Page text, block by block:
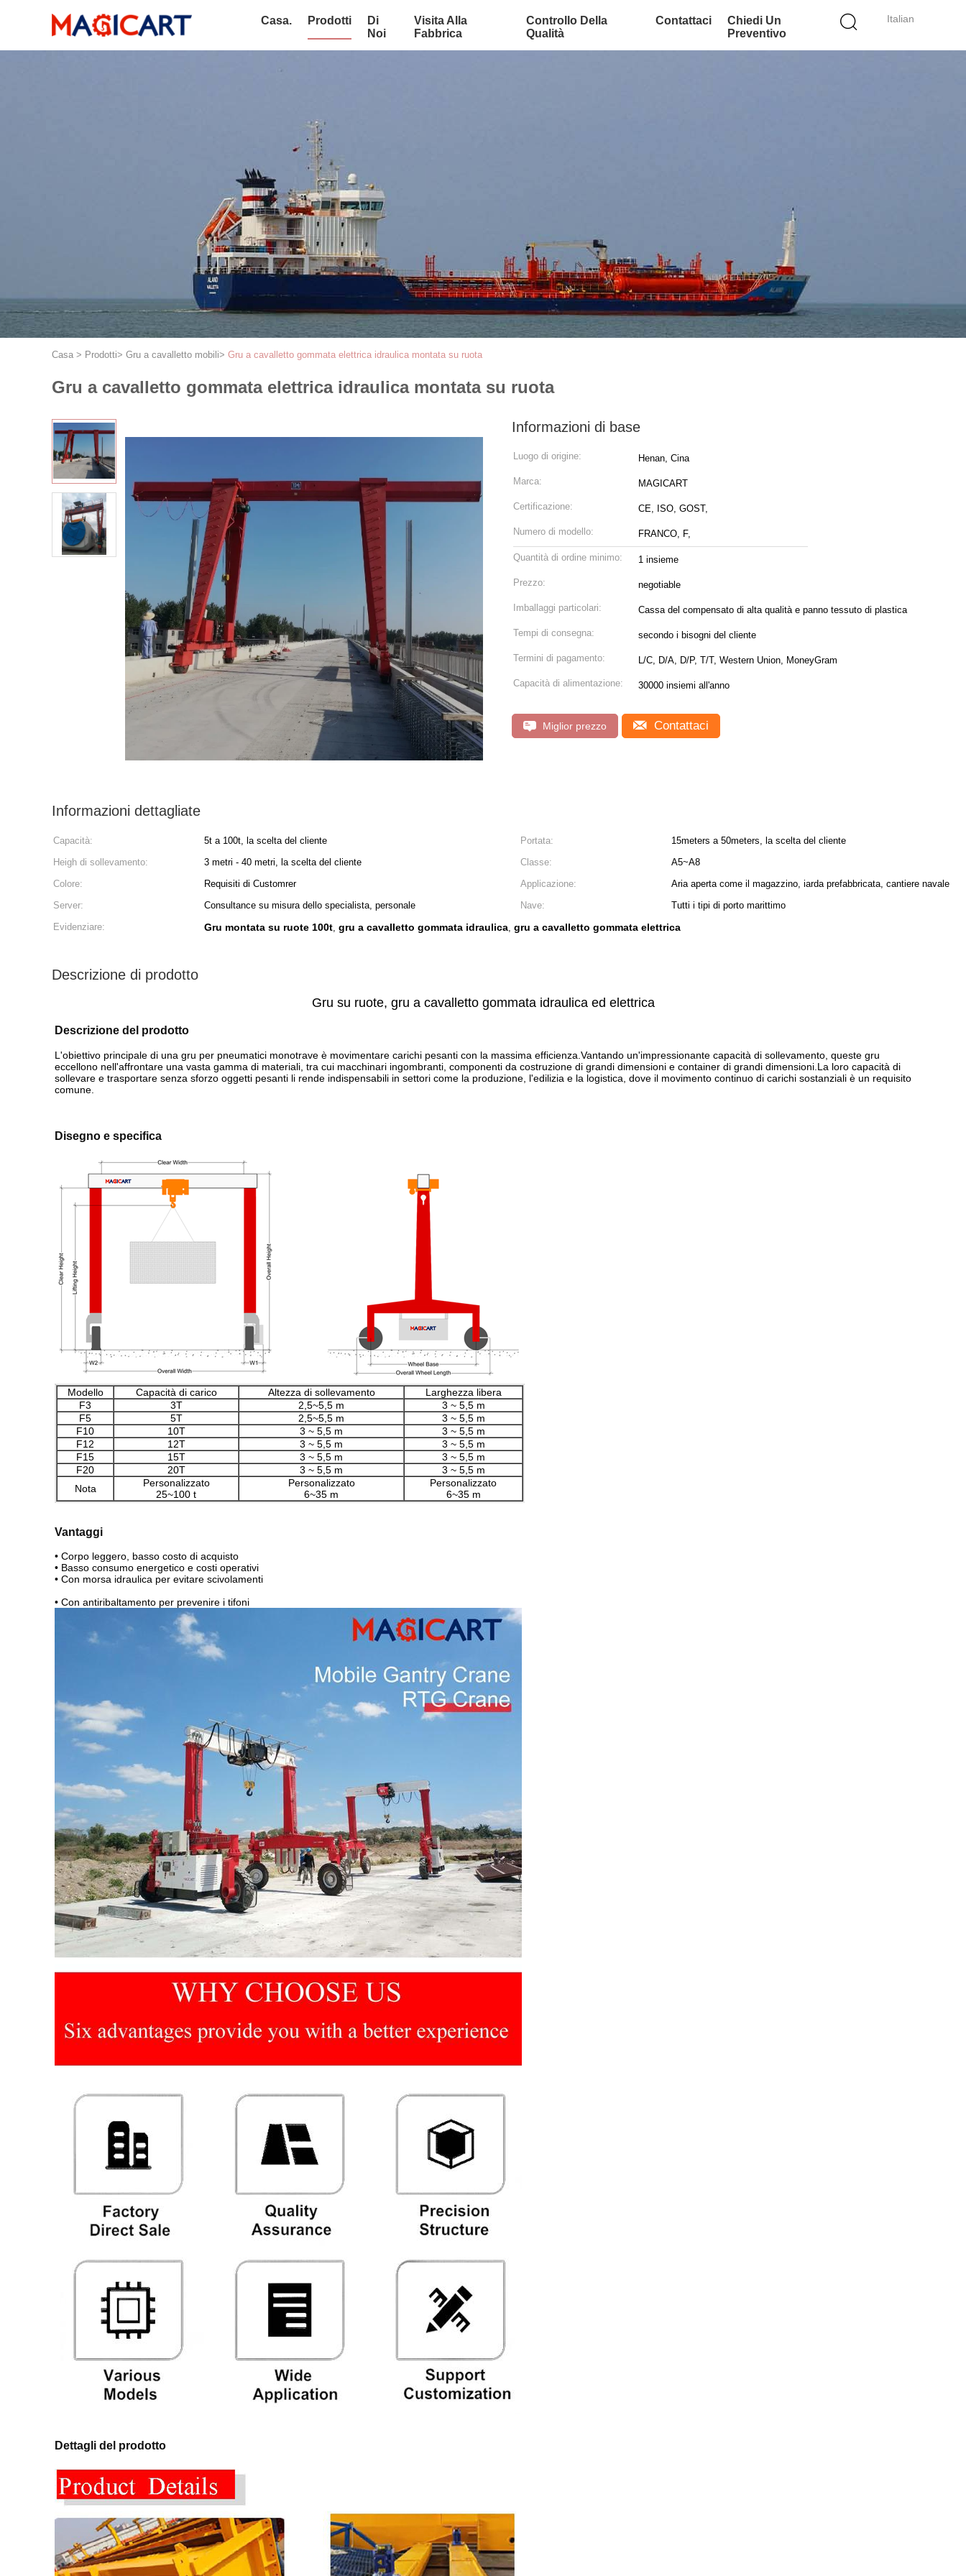
Italian
Casa. Prodotti
Di
Noi
Visita Alla
Fabbrica
Controllo Della
Qualità
Contattaci
Chiedi Un
Preventivo
Casa > Prodotti> Gru a cavalletto mobili> Gru a cavalletto gommata elettrica idraulica montata su ruota
Gru a cavalletto gommata elettrica idraulica montata su ruota
Informazioni di base
Luogo di origine: Henan, Cina
Marca: MAGICART
Certificazione: CE, ISO, GOST,
Numero di modello: FRANCO, F,
Quantità di ordine minimo: 1 insieme
Prezzo: negotiable
Imballaggi particolari: Cassa del compensato di alta qualità e panno tessuto di plastica
Tempi di consegna: secondo i bisogni del cliente
Termini di pagamento: L/C, D/A, D/P, T/T, Western Union, MoneyGram
Capacità di alimentazione: 30000 insiemi all'anno
Miglior prezzo Contattaci
Informazioni dettagliate
Capacità: 5t a 100t, la scelta del cliente Portata:
15meters a 50meters, la scelta del cliente
Heigh di sollevamento:
3 metri - 40 metri, la scelta del cliente Classe:
A5~A8
Colore:
Requisiti di Customrer Applicazione:
Aria aperta come il magazzino, iarda prefabbricata, cantiere navale
Server:
Consultance su misura dello specialista, personale Nave:
Tutti i tipi di porto marittimo
Evidenziare:
Gru montata su ruote 100t, gru a cavalletto gommata idraulica, gru a cavalletto gommata elettrica
Descrizione di prodotto
Gru su ruote, gru a cavalletto gommata idraulica ed elettrica
Descrizione del prodotto
L'obiettivo principale di una gru per pneumatici monotrave è movimentare carichi pesanti con la massima efficienza.Vantando un'impressionante capacità di sollevamento, queste gru
eccellono nell'affrontare una vasta gamma di materiali, tra cui macchinari ingombranti, componenti da costruzione di grandi dimensioni e container di grandi dimensioni.La loro capacità di
sollevare e trasportare senza sforzo oggetti pesanti li rende indispensabili in settori come la produzione, l'edilizia e la logistica, dove il movimento continuo di carichi sostanziali è un requisito
comune.
Disegno e specifica
Modello Capacità di carico Altezza di sollevamento
Larghezza libera
F3
3T 2,5~5,5 m
3 ~ 5,5 m
F5
5T 2,5~5,5 m
3 ~ 5,5 m
F10
10T 3 ~ 5,5 m
3 ~ 5,5 m
F12
12T 3 ~ 5,5 m
3 ~ 5,5 m
F15
15T 3 ~ 5,5 m
3 ~ 5,5 m
F20
20T 3 ~ 5,5 m
3 ~ 5,5 m
Nota
Personalizzato
25~100 t
Personalizzato
6~35 m
Personalizzato
6~35 m
Vantaggi
• Corpo leggero, basso costo di acquisto
• Basso consumo energetico e costi operativi
• Con morsa idraulica per evitare scivolamenti
• Con antiribaltamento per prevenire i tifoni
Dettagli del prodotto